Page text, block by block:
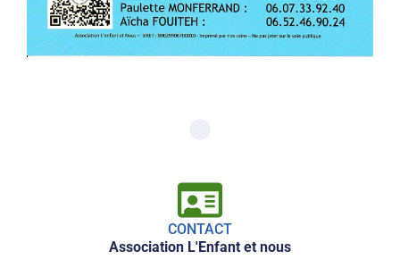
CONTACT
Association L'Enfant et nous